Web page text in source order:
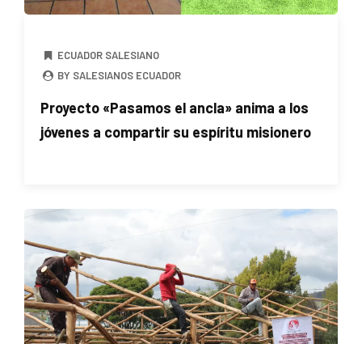
ECUADOR SALESIANO
BY SALESIANOS ECUADOR
Proyecto «Pasamos el ancla» anima a los
jóvenes a compartir su espíritu misionero